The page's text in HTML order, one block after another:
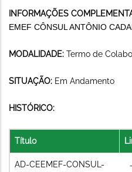
INFORMAÇÕES
EMEF CÔNSUL ANTÔNIO
MODALIDADE: Termo de
SITUAÇÃO: Em Andamento
HISTÓRICO:
Título
AD-CEEMEF-CONSUL-